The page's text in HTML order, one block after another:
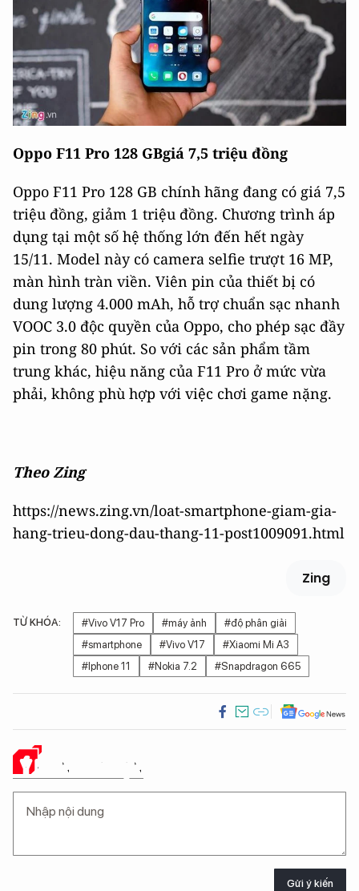
Oppo F11 Pro 128 GBgiá 7,5 triệu đồng
Oppo F11 Pro 128 GB chính hãng đang có giá 7,5
triệu đồng, giảm 1 triệu đồng. Chương trình áp
dụng tại một số hệ thống lớn đến hết ngày
15/11. Model này có camera selfie trượt 16 MP,
màn hình tràn viền. Viên pin của thiết bị có
dung lượng 4.000 mAh, hỗ trợ chuẩn sạc nhanh
VOOC 3.0 độc quyền của Oppo, cho phép sạc đầy
pin trong 80 phút. So với các sản phẩm tầm
trung khác, hiệu năng của F11 Pro ở mức vừa
phải, không phù hợp với việc chơi game nặng.
Theo Zing
https://news.zing.vn/loat-smartphone-giam-gia-
hang-trieu-dong-dau-thang-11-post1009091.html
Zing
TỪ KHÓA: #Vivo V17 Pro #máy ảnh
#độ phân giải
#smartphone
#Vivo V17
#Xiaomi Mi A3
#Iphone 11
#Nokia 7.2 #Snapdragon 665
Ý KIẾN CỦA BẠN
Gửi ý kiến